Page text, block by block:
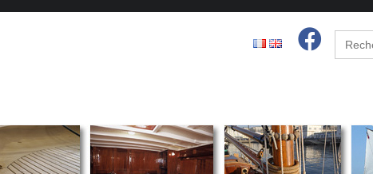
Search
for: